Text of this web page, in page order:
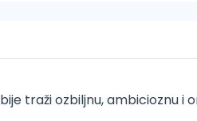
traži ozbiljnu, ambicioznu i